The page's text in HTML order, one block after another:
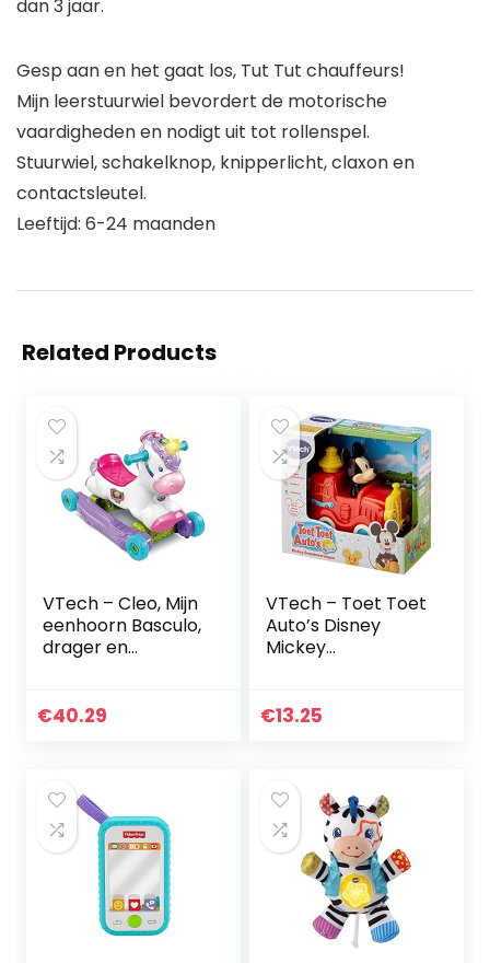
dan 3 jaar.
Gesp aan en het gaat los, Tut Tut chauffeurs!
Mijn leerstuurwiel bevordert de motorische
vaardigheden en nodigt uit tot rollenspel.
Stuurwiel, schakelknop, knipperlicht, claxon en
contactsleutel.
Leeftijd: 6-24 maanden
Related Products
VTech – Cleo, Mijn
eenhoorn Basculo,
drager en
FR
€40.29
VTech – Toet Toet
Auto’s Disney
Mickey
Plastic – Voor
€13.25